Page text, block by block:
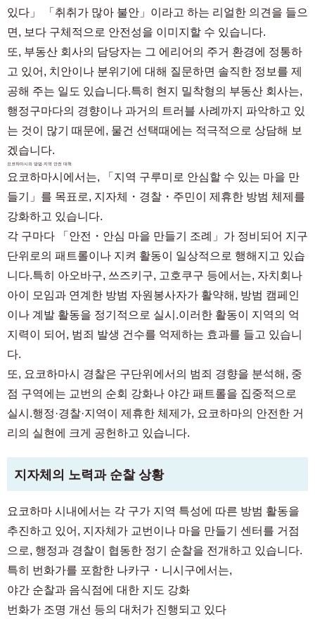
있다」 「취취가 많아 불안」이라고 하는 리얼한 의견을 들으
면, 보다 구체적으로 안전성을 이미지할 수 있습니다.
또, 부동산 회사의 담당자는 그 에리어의 주거 환경에 정통하
고 있어, 치안이나 분위기에 대해 질문하면 솔직한 정보를 제
공해 주는 일도 있습니다.특히 현지 밀착형의 부동산 회사는,
행정구마다의 경향이나 과거의 트러블 사례까지 파악하고 있
는 것이 많기 때문에, 물건 선택때에는 적극적으로 상담해 보
겠습니다.
요코하마시의 방범·지역 안전 대책
요코하마시에서는, 「지역 구루미로 안심할 수 있는 마을 만
들기」를 목표로, 지자체・경찰・주민이 제휴한 방범 체제를
강화하고 있습니다.
각 구마다 「안전・안심 마을 만들기 조례」가 정비되어 지구
단위로의 패트롤이나 지켜 활동이 일상적으로 행해지고 있습
니다.특히 아오바구, 쓰즈키구, 고호쿠구 등에서는, 자치회나
아이 모임과 연계한 방범 자원봉사자가 활약해, 방범 캠페인
이나 계발 활동을 정기적으로 실시.이러한 활동이 지역의 억
지력이 되어, 범죄 발생 건수를 억제하는 효과를 들고 있습니
다.
또, 요코하마시 경찰은 구단위에서의 범죄 경향을 분석해, 중
점 구역에는 교번의 순회 강화나 야간 패트롤을 집중적으로
실시.행정·경찰·지역이 제휴한 체제가, 요코하마의 안전한 거
리의 실현에 크게 공헌하고 있습니다.
지자체의 노력과 순찰 상황
요코하마 시내에서는 각 구가 지역 특성에 따른 방범 활동을
추진하고 있어, 지자체가 교번이나 마을 만들기 센터를 거점
으로, 행정과 경찰이 협동한 정기 순찰을 전개하고 있습니다.
특히 번화가를 포함한 나카구・니시구에서는,
야간 순찰과 음식점에 대한 지도 강화
번화가 조명 개선 등의 대처가 진행되고 있다